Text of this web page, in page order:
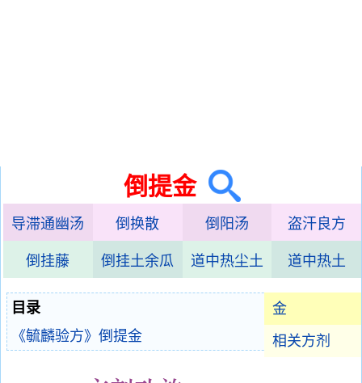
倒提金
导滞通幽汤 倒换散 倒阳汤 盗汗良方
倒挂藤 倒挂土余瓜 道中热尘土 道中热土
金
相关方剂
目录
《毓麟验方》倒提金